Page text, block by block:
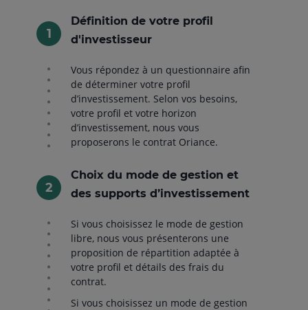
Définition de votre profil
d'investisseur
Vous répondez à un questionnaire afin
de déterminer votre profil
d’investissement. Selon vos besoins,
votre profil et votre horizon
d’investissement, nous vous
proposerons le contrat Oriance.
Choix du mode de gestion et
des supports d’investissement
Si vous choisissez le mode de gestion
libre, nous vous présenterons une
proposition de répartition adaptée à
votre profil et détails des frais du
contrat.
Si vous choisissez un mode de gestion